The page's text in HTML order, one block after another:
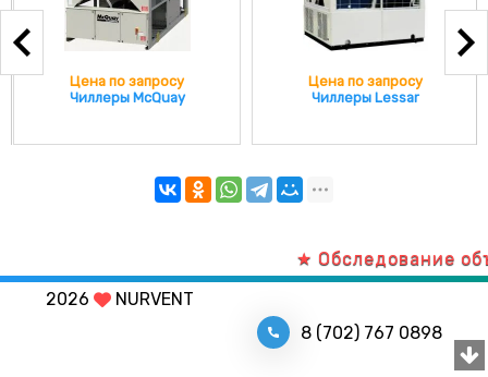
Цена по запросу
Чиллеры McQuay
Цена по запросу
Чиллеры Lessar
★ Обследование
2026
NURVENT
8 (702) 767 0898